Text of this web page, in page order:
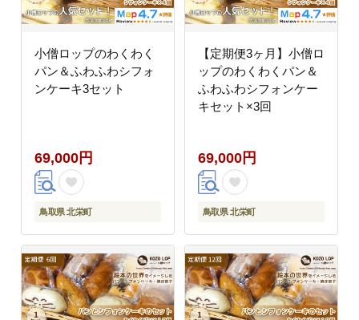
小僧ロップのわくわく
パン＆ふわふわシフォ
ンケーキ3セット
69,000円
鳥取県 北栄町
【定期便3ヶ月】小僧ロ
ップのわくわくパン＆
ふわふわシフォンケー
キセット×3回
69,000円
鳥取県 北栄町